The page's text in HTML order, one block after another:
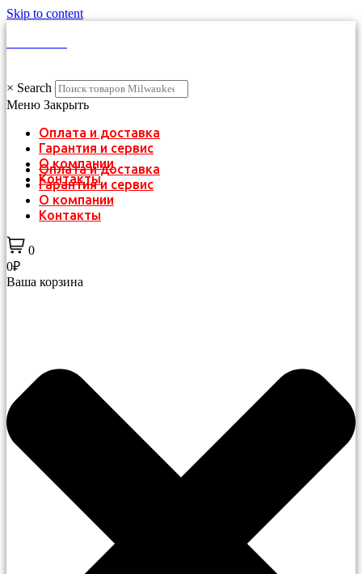
Skip to content
× Search
Меню Закрыть
Оплата и доставка
Гарантия и сервис
О компании
Контакты
Оплата и доставка
Гарантия и сервис
О компании
Контакты
0
0₽
Ваша корзина